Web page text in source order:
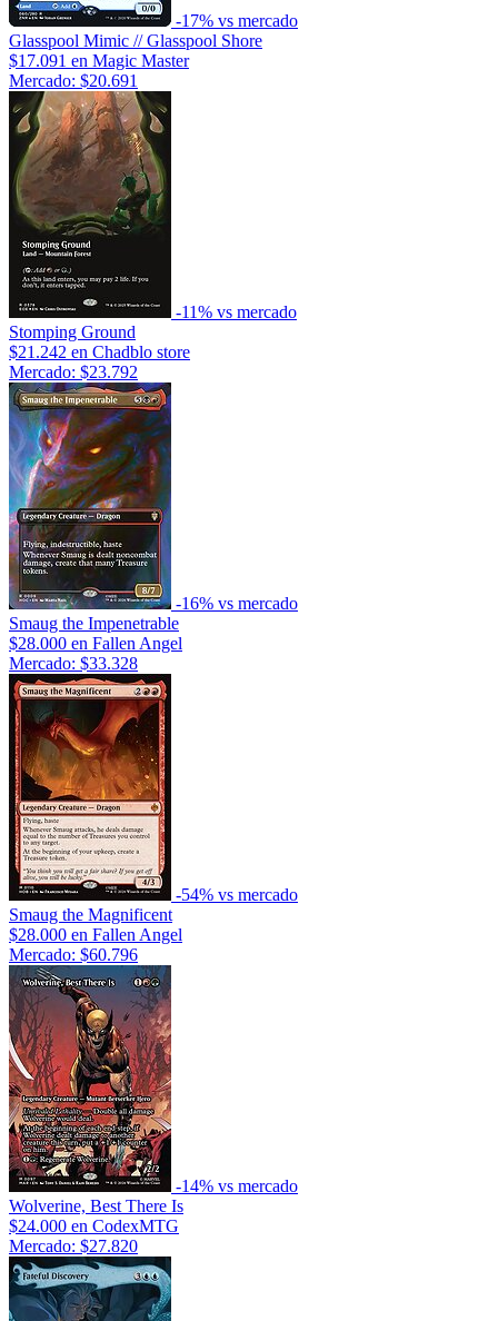
-17% vs mercado
Glasspool Mimic // Glasspool Shore
$17.091 en Magic Master
Mercado: $20.691
-11% vs mercado
Stomping Ground
$21.242 en Chadblo store
Mercado: $23.792
-16% vs mercado
Smaug the Impenetrable
$28.000 en Fallen Angel
Mercado: $33.328
-54% vs mercado
Smaug the Magnificent
$28.000 en Fallen Angel
Mercado: $60.796
-14% vs mercado
Wolverine, Best There Is
$24.000 en CodexMTG
Mercado: $27.820